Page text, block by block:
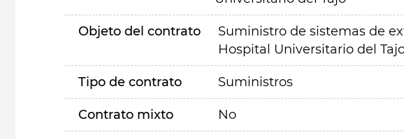
Objeto del contrato
Suministro de sistemas de
Hospital Universitario del
Tipo de contrato Suministros
Contrato mixto No